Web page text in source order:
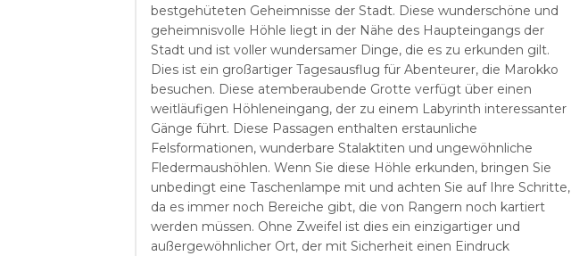
bestgehüteten Geheimnisse der Stadt. Diese wunderschöne und
geheimnisvolle Höhle liegt in der Nähe des Haupteingangs der
Stadt und ist voller wundersamer Dinge, die es zu erkunden gilt.
Dies ist ein großartiger Tagesausflug für Abenteurer, die Marokko
besuchen. Diese atemberaubende Grotte verfügt über einen
weitläufigen Höhleneingang, der zu einem Labyrinth interessanter
Gänge führt. Diese Passagen enthalten erstaunliche
Felsformationen, wunderbare Stalaktiten und ungewöhnliche
Fledermaushöhlen. Wenn Sie diese Höhle erkunden, bringen Sie
unbedingt eine Taschenlampe mit und achten Sie auf Ihre Schritte,
da es immer noch Bereiche gibt, die von Rangern noch kartiert
werden müssen. Ohne Zweifel ist dies ein einzigartiger und
außergewöhnlicher Ort, der mit Sicherheit einen Eindruck